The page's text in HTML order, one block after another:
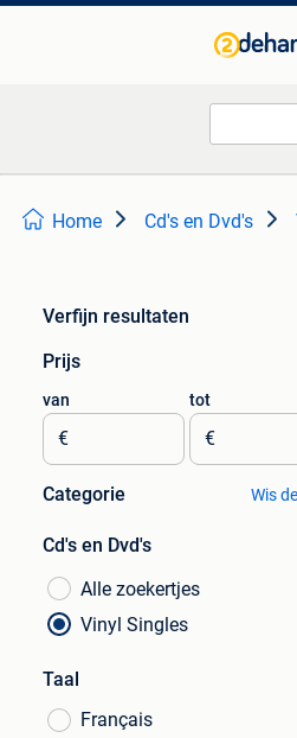
Home Cd's en Dvd's
Verfijn resultaten
Prijs
van
€
tot
€
Categorie Wis
Cd's en Dvd's
Alle zoekertjes
Vinyl Singles
Taal
Français